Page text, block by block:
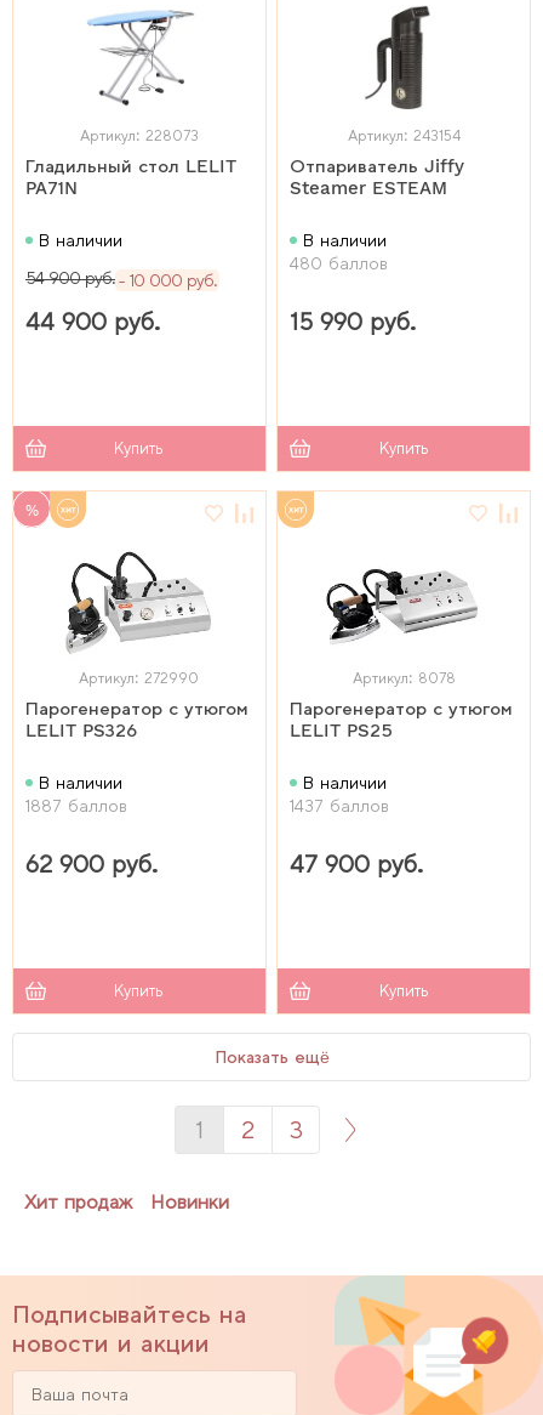
Артикул: 228073
Гладильный стол LELIT
PA71N
В наличии
54 900 руб.
10 000 руб.
44 900 руб.
Купить
Артикул: 243154
Отпариватель Jiffy
Steamer ESTEAM
В наличии
480 баллов
15 990 руб.
Купить
%
Артикул: 272990
Парогенератор с утюгом
LELIT PS326
В наличии
1887 баллов
62 900 руб.
Купить
Артикул: 8078
Парогенератор с утюгом
LELIT PS25
В наличии
1437 баллов
47 900 руб.
Купить
Показать ещё
1 2 3
Хит продаж Новинки
Подписывайтесь на
новости и акции